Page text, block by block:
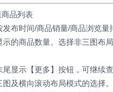
品列表
布时间/商品销量/商品浏览量
的商品数量。选择非三图布
显示【更多】按钮，可继续
及横向滚动布局模式的选择。